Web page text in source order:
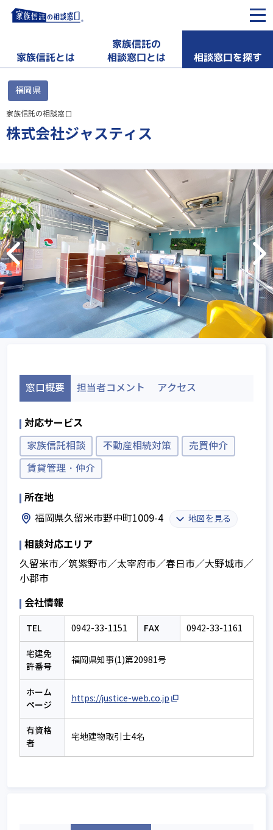
家族信託とは
家族信託の
相談窓口とは 相談窓口を探す
福岡県
家族信託の相談窓口
株式会社ジャスティス
窓口概要 担当者コメント アクセス
対応サービス
家族信託相談 不動産相続対策
売買仲介
賃貸管理・仲介
所在地
福岡県久留米市野中町1009-4 地図を見る
相談対応エリア
久留米市／筑紫野市／太宰府市／春日市／大野城市／
小郡市
会社情報
TEL 0942-33-1151 FAX 0942-33-1161
宅建免
許番号
福岡県知事(1)第20981号
ホーム
ページ
https://justice-web.co.jp
有資格
者
宅地建物取引士4名